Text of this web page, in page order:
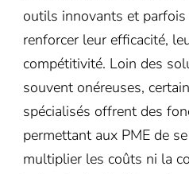
outils innovants et
renforcer leur efficacité,
compétitivité. Loin des
souvent onéreuses,
spécialisés offrent des
permettant aux PME de
multiplier les coûts ni la